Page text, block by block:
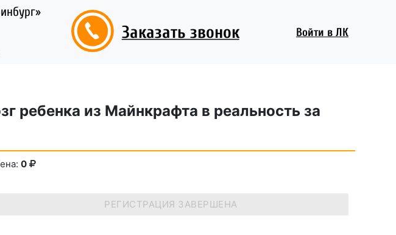
Заказать звонок Войти в ЛК
ребенка из Майнкрафта в реальность за
0
РЕГИСТРАЦИЯ ЗАВЕРШЕНА